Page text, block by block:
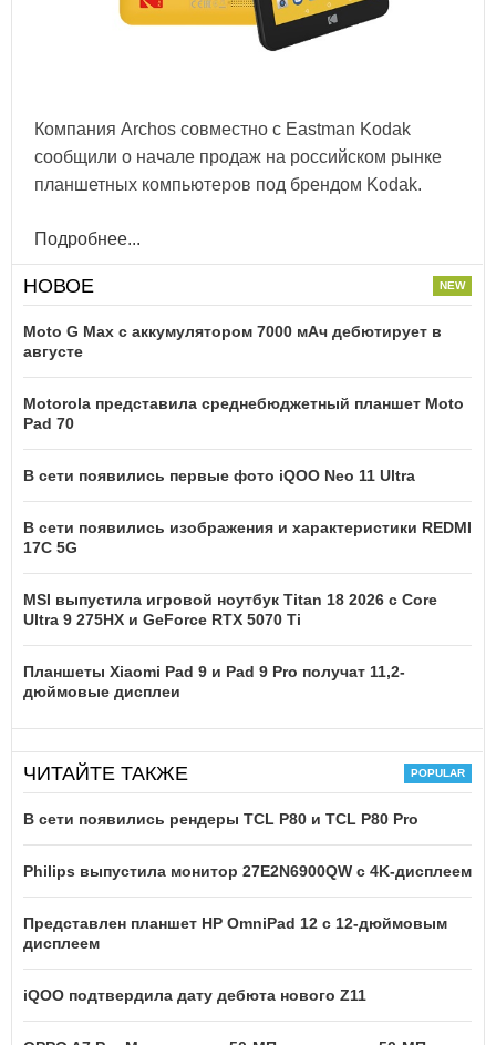
Компания Archos совместно с Eastman Kodak
сообщили о начале продаж на российском рынке
планшетных компьютеров под брендом Kodak.
Подробнее...
НОВОЕ
Moto G Max с аккумулятором 7000 мАч дебютирует в
августе
Motorola представила среднебюджетный планшет Moto
Pad 70
В сети появились первые фото iQOO Neo 11 Ultra
В сети появились изображения и характеристики REDMI
17C 5G
MSI выпустила игровой ноутбук Titan 18 2026 с Core
Ultra 9 275HX и GeForce RTX 5070 Ti
Планшеты Xiaomi Pad 9 и Pad 9 Pro получат 11,2-
дюймовые дисплеи
ЧИТАЙТЕ ТАКЖЕ
В сети появились рендеры TCL P80 и TCL P80 Pro
Philips выпустила монитор 27E2N6900QW с 4K-дисплеем
Представлен планшет HP OmniPad 12 с 12-дюймовым
дисплеем
iQOO подтвердила дату дебюта нового Z11